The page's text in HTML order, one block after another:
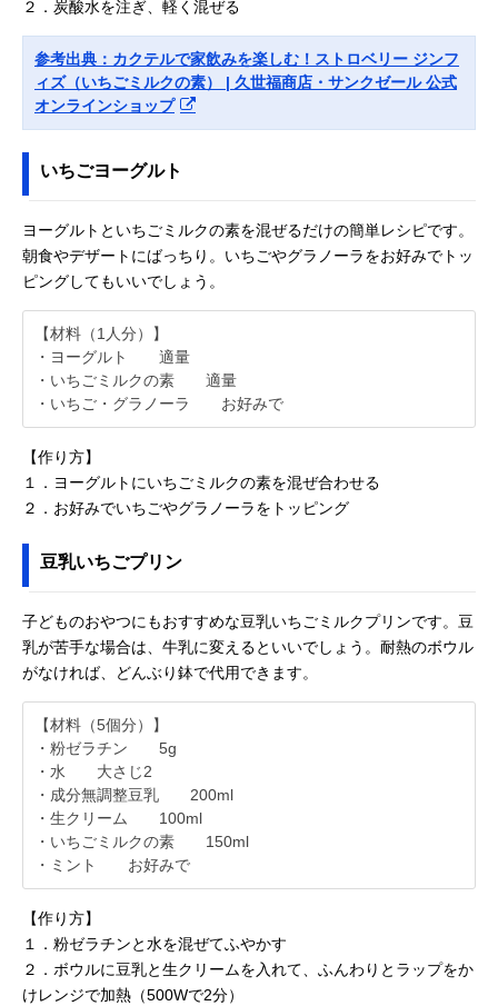
２．炭酸水を注ぎ、軽く混ぜる
参考出典：カクテルで家飲みを楽しむ！ストロベリー ジンフ
ィズ（いちごミルクの素） | 久世福商店・サンクゼール 公式
オンラインショップ
いちごヨーグルト
ヨーグルトといちごミルクの素を混ぜるだけの簡単レシピです。
朝食やデザートにばっちり。いちごやグラノーラをお好みでトッ
ピングしてもいいでしょう。
【材料（1人分）】
・ヨーグルト 適量
・いちごミルクの素 適量
・いちご・グラノーラ お好みで
【作り方】
１．ヨーグルトにいちごミルクの素を混ぜ合わせる
２．お好みでいちごやグラノーラをトッピング
豆乳いちごプリン
子どものおやつにもおすすめな豆乳いちごミルクプリンです。豆
乳が苦手な場合は、牛乳に変えるといいでしょう。耐熱のボウル
がなければ、どんぶり鉢で代用できます。
【材料（5個分）】
・粉ゼラチン 5g
・水 大さじ2
・成分無調整豆乳 200ml
・生クリーム 100ml
・いちごミルクの素 150ml
・ミント お好みで
【作り方】
１．粉ゼラチンと水を混ぜてふやかす
２．ボウルに豆乳と生クリームを入れて、ふんわりとラップをか
けレンジで加熱（500Wで2分）